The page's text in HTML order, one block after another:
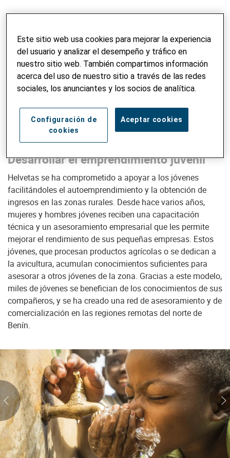
a nivel político. Sin embargo, tiene mucho que hacer en
aspectos como la educación y la reducción de la pobreza:
aproximadamente un tercio de la población vive en
pobreza extrema. Casi el 60% de la población adulta no
sabe leer ni escribir. Por lo tanto, Helvetas procura mejorar
la calidad de la educación básica y permitir que los niños
que antes fueron excluidos o tuvieron que dejar la escuela
prematuramente, regresen a la escuela.
Desarrollar el emprendimiento juvenil
Helvetas se ha comprometido a apoyar a los jóvenes
facilitándoles el autoemprendimiento y la obtención de
ingresos en las zonas rurales. Desde hace varios años,
mujeres y hombres jóvenes reciben una capacitación
técnica y un asesoramiento empresarial que les permite
mejorar el rendimiento de sus pequeñas empresas. Estos
jóvenes, que procesan productos agrícolas o se dedican a
la avicultura, acumulan conocimientos suficientes para
asesorar a otros jóvenes de la zona. Gracias a este modelo,
miles de jóvenes se benefician de los conocimientos de sus
compañeros, y se ha creado una red de asesoramiento y de
comercialización en las regiones remotas del norte de
Benín.
Este sitio web usa cookies para mejorar la experiencia
del usuario y analizar el desempeño y tráfico en
nuestro sitio web. También compartimos información
acerca del uso de nuestro sitio a través de las redes
sociales, los anunciantes y los socios de analítica.
Aceptar cookies
Configuración de
cookies